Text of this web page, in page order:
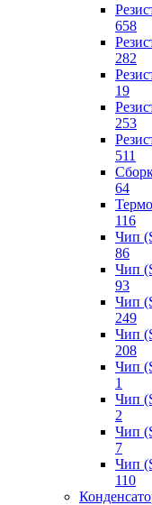
658
282
19
253
511
64
116
Чип
86
Чип
93
Чип
249
Чип
208
Чип
1
Чип
2
Чип
7
Чип
110